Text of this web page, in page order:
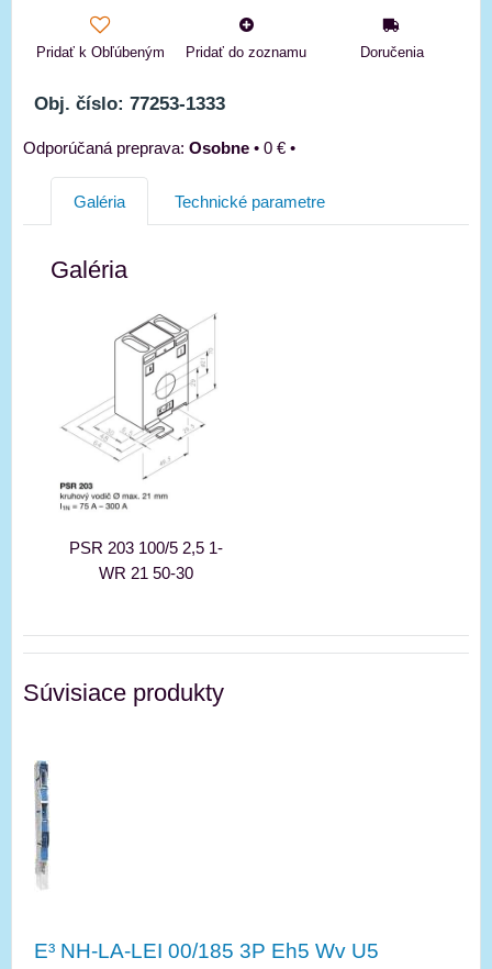
Pridať k Obľúbeným Pridať do zoznamu Doručenia
Obj. číslo: 77253-1333
Osobne • 0 € •
Galéria Technické parametre
Galéria
PSR 203 100/5 2,5 1-
WR 21 50-30
Súvisiace produkty
E³ NH-LA-LEI 00/185 3P Eh5 Wv U5